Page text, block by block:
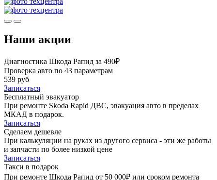
Наши акции
Диагностика Шкода Рапид за 490₽
Проверка авто по 43 параметрам
539 руб
Записаться
Бесплатный эвакуатор
При ремонте Skoda Rapid ДВС, эвакуация авто в пределах
МКАД в подарок.
Записаться
Сделаем дешевле
При калькуляции на руках из другого сервиса - эти же работы
и запчасти по более низкой цене
Записаться
Такси в подарок
При ремонте Шкода Рапид от 50 000₽ или сроком ремонта